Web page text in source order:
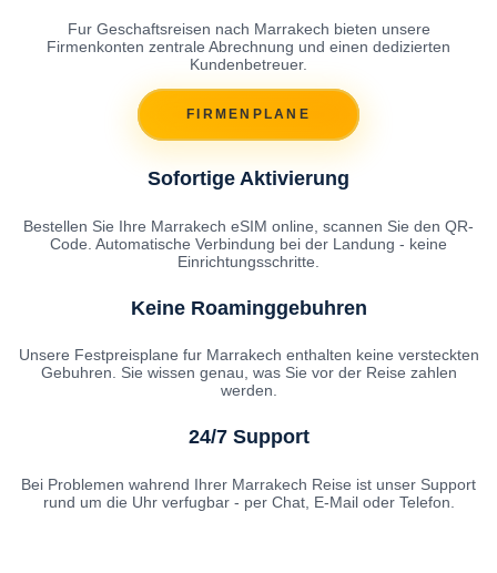
Fur Geschaftsreisen nach Marrakech bieten unsere
Firmenkonten zentrale Abrechnung und einen dedizierten
Kundenbetreuer.
FIRMENPLANE
Sofortige Aktivierung
Bestellen Sie Ihre Marrakech eSIM online, scannen Sie den QR-
Code. Automatische Verbindung bei der Landung - keine
Einrichtungsschritte.
Keine Roaminggebuhren
Unsere Festpreisplane fur Marrakech enthalten keine versteckten
Gebuhren. Sie wissen genau, was Sie vor der Reise zahlen
werden.
24/7 Support
Bei Problemen wahrend Ihrer Marrakech Reise ist unser Support
rund um die Uhr verfugbar - per Chat, E-Mail oder Telefon.